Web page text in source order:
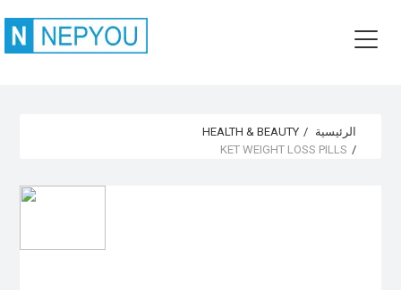
الرئيسية
HEALTH & BEAUTY
KET WEIGHT LOSS PILLS